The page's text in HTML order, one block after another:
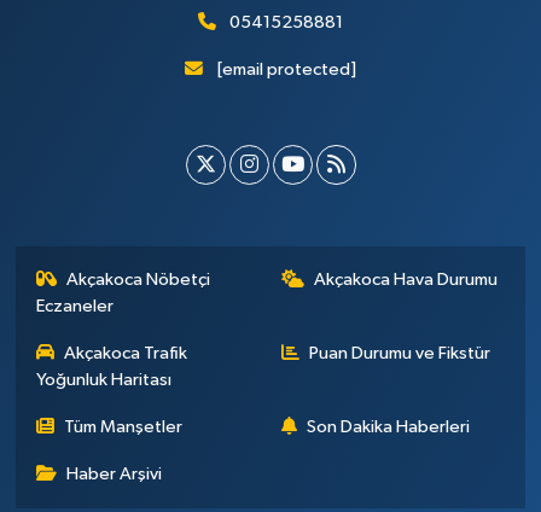
05415258881
[email protected]
Akçakoca Nöbetçi
Eczaneler
Akçakoca Hava Durumu
Akçakoca Trafik
Yoğunluk Haritası
Puan Durumu ve Fikstür
Tüm Manşetler Son Dakika Haberleri
Haber Arşivi